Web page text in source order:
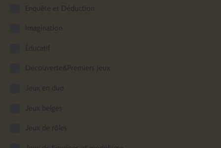
Enquête et Déduction
Imagination
Éducatif
Découverte&Premiers jeux
Jeux en duo
Jeux belges
Jeux de rôles